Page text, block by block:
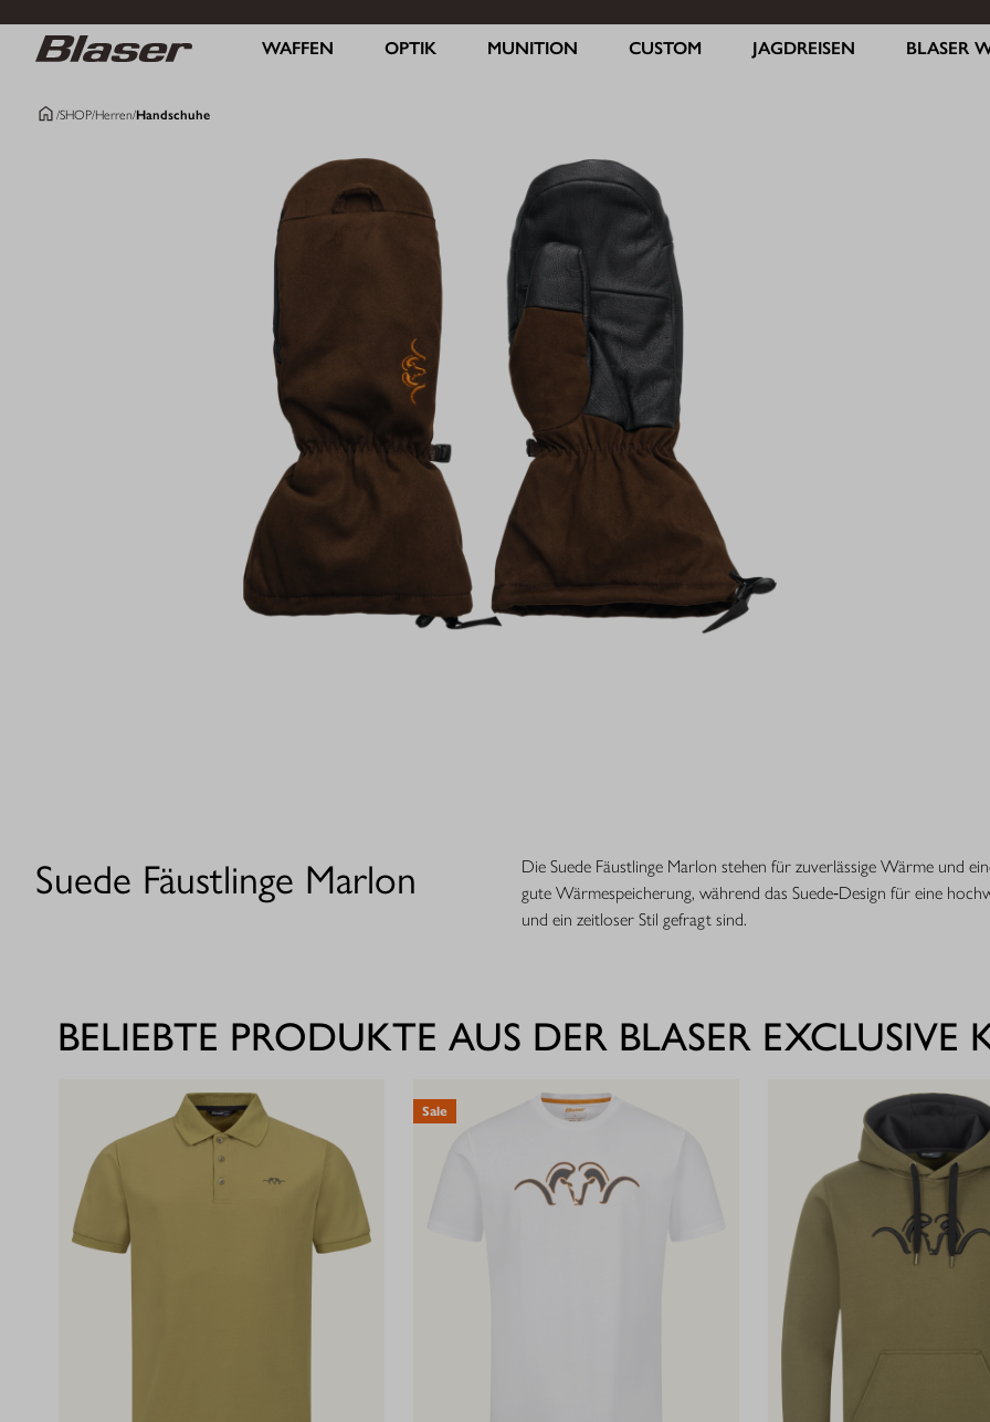
WAFFEN OPTIK MUNITION CUSTOM JAGDREISEN BLASER
/SHOP/Herren/Handschuhe
Suede Fäustlinge Marlon
Die Suede Fäustlinge Marlon stehen für zuverlässige Wärme und
gute Wärmespeicherung, während das Suede‑Design für eine
und ein zeitloser Stil gefragt sind.
BELIEBTE PRODUKTE AUS DER BLASER EXCLUSIVE
Sale